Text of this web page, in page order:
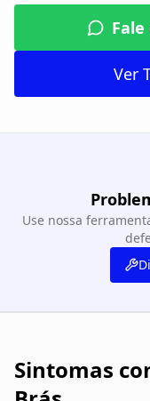
Ver
Use nossa
Sintomas